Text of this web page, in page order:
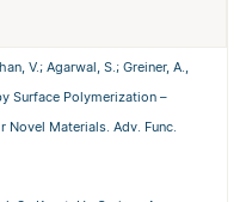
V.; Agarwal, S.; Greiner, A.,
Surface Polymerization –
Materials. Adv. Func.